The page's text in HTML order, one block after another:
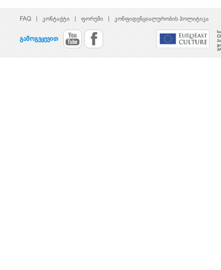
FAQ კონტაქტი ფორუმი კონფიდენციალურობის პოლიტიკა
გამოგვყევით